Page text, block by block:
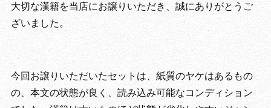
大切な漢籍を当店にお譲りいただき、誠にありがとうご
ざいました。
今回お譲りいただいたセットは、紙質のヤケはあるもの
の、本文の状態が良く、読み込み可能なコンディション